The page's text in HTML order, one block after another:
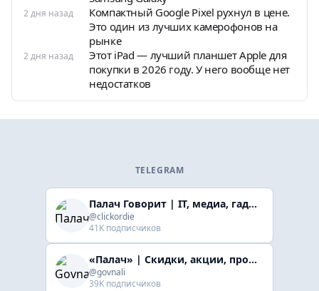
2 дня назад
Компактный Google Pixel рухнул в цене.
Это один из лучших камерофонов на
рынке
2 дня назад
Этот iPad — лучший планшет Apple для
покупки в 2026 году. У него вообще нет
недостатков
TELEGRAM
Палач Говорит | IT, медиа, гaджеты, скидки
@clickordie
41K подписчиков
«Палач» | Скидки, акции, промокоды
@govnali
39K подписчиков